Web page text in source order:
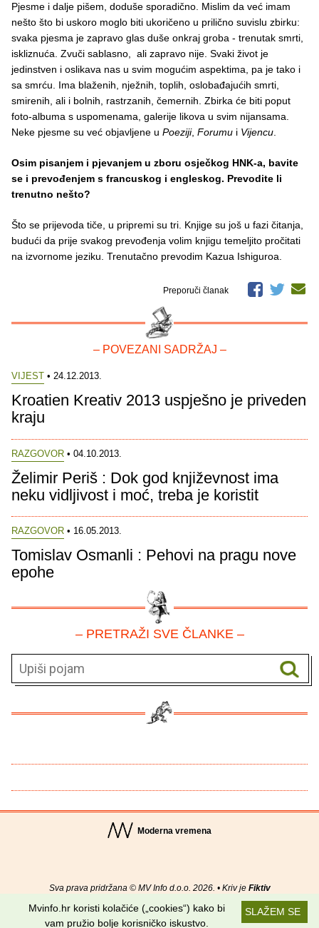
Pjesme i dalje pišem, doduše sporadično. Mislim da već imam
nešto što bi uskoro moglo biti ukoričeno u prilično suvislu zbirku:
svaka pjesma je zapravo glas duše onkraj groba - trenutak smrti,
iskliznuća. Zvuči sablasno, ali zapravo nije. Svaki život je
jedinstven i oslikava nas u svim mogućim aspektima, pa je tako i
sa smrću. Ima blaženih, nježnih, toplih, oslobađajućih smrti,
smirenih, ali i bolnih, rastrzanih, čemernih. Zbirka će biti poput
foto-albuma s uspomenama, galerije likova u svim nijansama.
Neke pjesme su već objavljene u Poeziji, Forumu i Vijencu.
Osim pisanjem i pjevanjem u zboru osječkog HNK-a, bavite
se i prevođenjem s francuskog i engleskog. Prevodite li
trenutno nešto?
Što se prijevoda tiče, u pripremi su tri. Knjige su još u fazi čitanja,
budući da prije svakog prevođenja volim knjigu temeljito pročitati
na izvornome jeziku. Trenutačno prevodim Kazua Ishiguroa.
Preporuči članak
– POVEZANI SADRŽAJ –
VIJEST • 24.12.2013.
Kroatien Kreativ 2013 uspješno je priveden
kraju
RAZGOVOR • 04.10.2013.
Želimir Periš : Dok god književnost ima
neku vidljivost i moć, treba je koristit
RAZGOVOR • 16.05.2013.
Tomislav Osmanli : Pehovi na pragu nove
epohe
– PRETRAŽI SVE ČLANKE –
Moderna vremena
Sva prava pridržana © MV Info d.o.o. 2026. • Kriv je Fiktiv
Uvjeti korištenja RSS kanaliSLAŽEM SE
Mvinfo.hr koristi kolačiće („cookies“) kako bi
vam pružio bolje korisničko iskustvo.